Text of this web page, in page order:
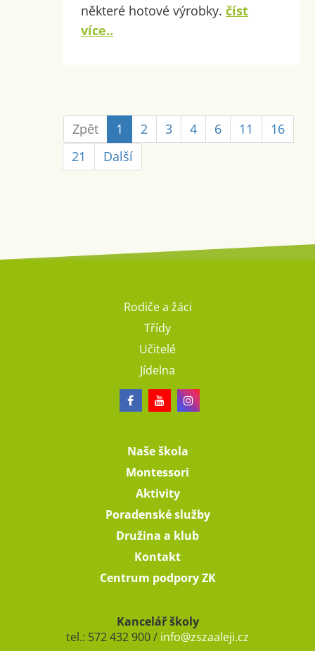
některé hotové výrobky.číst
více..
Zpět 1 2 3 4 6 11
16
21
Další
Rodiče a žáci
Třídy
Učitelé
Jídelna
Naše škola
Montessori
Aktivity
Poradenské služby
Družina a klub
Kontakt
Centrum podpory ZK
Kancelář školy
tel.: 572 432 900 / info@zszaaleji.cz